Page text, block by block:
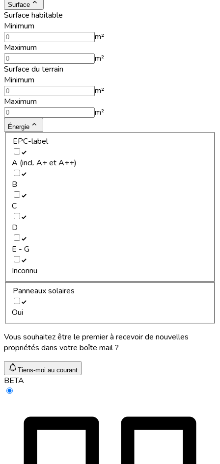
Surface
Surface habitable
Minimum
m²
Maximum
m²
Surface du terrain
Minimum
m²
Maximum
m²
Énergie
EPC-label
A (incl. A+ et A++)
B
C
D
E - G
Inconnu
Panneaux solaires
Oui
Vous souhaitez être le premier à recevoir de nouvelles
propriétés dans votre boîte mail ?
Tiens-moi au courant
BETA